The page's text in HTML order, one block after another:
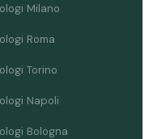
Milano
Roma
Torino
Napoli
Bologna